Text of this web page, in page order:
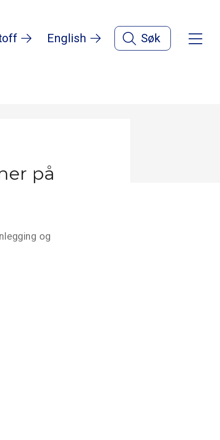
English Søk
på
og